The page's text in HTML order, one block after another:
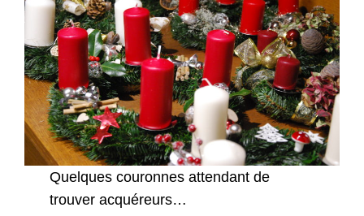
Quelques couronnes attendant de
trouver acquéreurs…